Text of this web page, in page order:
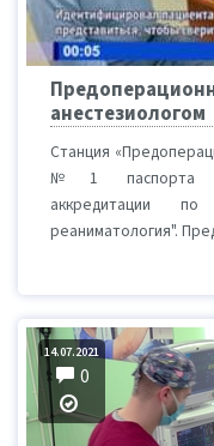
анестезиологом
Станция
№1 паспорта
аккредитации по
реаниматология".
14.07.2021
0